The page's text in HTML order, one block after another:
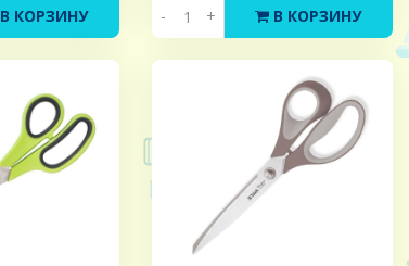
В КОРЗИНУ - + В КОРЗИНУ